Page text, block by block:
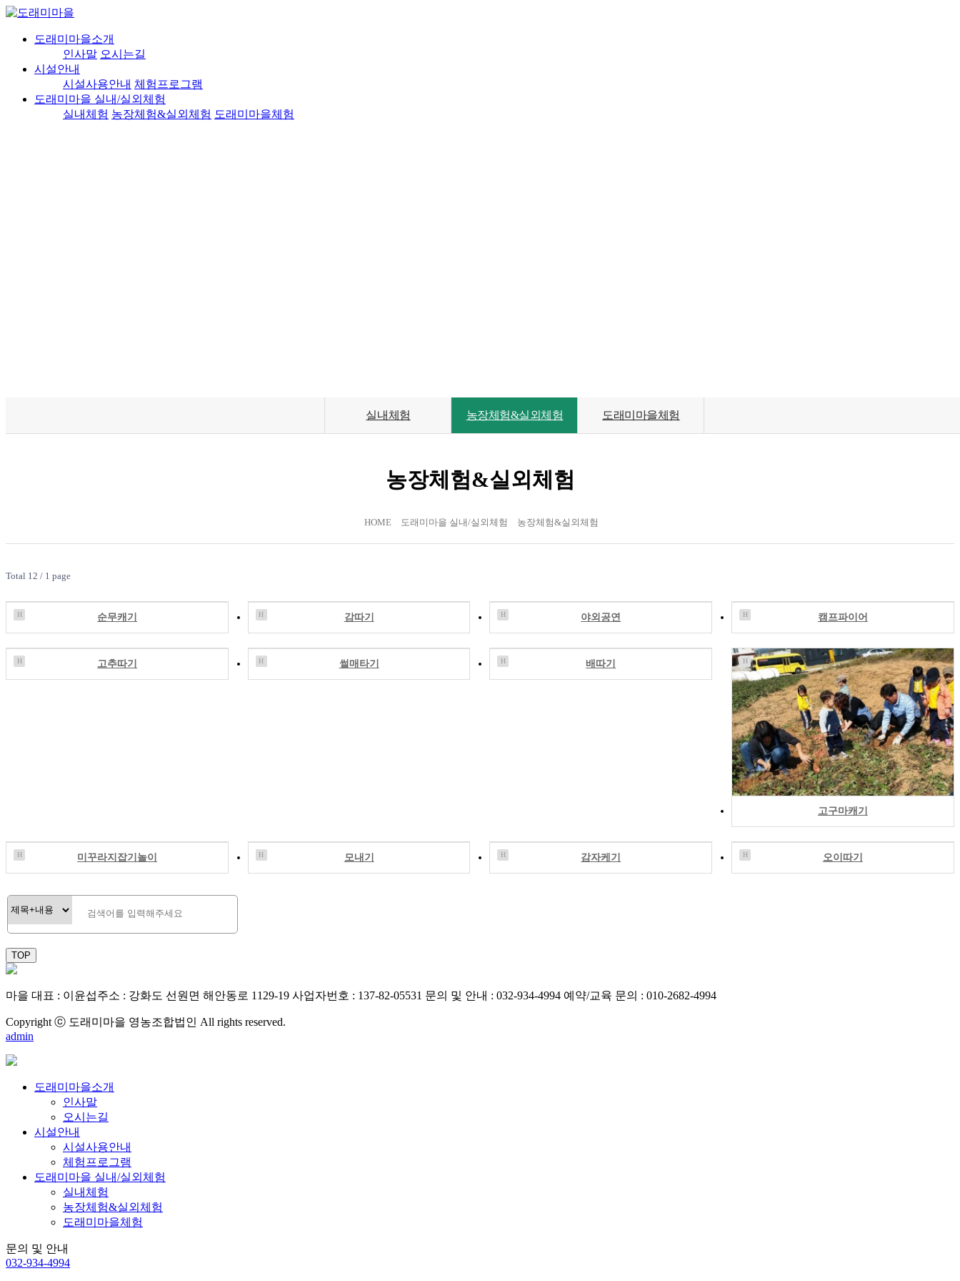
도래미마을소개
인사말 오시는길
시설안내
시설사용안내 체험프로그램
도래미마을 실내/실외체험
실내체험 농장체험&실외체험 도래미마을체험
실내체험 농장체험&실외체험 도래미마을체험
농장체험&실외체험
HOME 도래미마을 실내/실외체험 농장체험&실외체험
Total 12 / 1 page
H 순무캐기 H 감따기 H 야외공연 H 캠프파이어
H 고추따기 H 썰매타기 H 배따기 H
고구마캐기
H 미꾸라지잡기놀이 H 모내기 H 감자케기 H 오이따기
TOP
마을 대표 : 이윤섭주소 : 강화도 선원면 해안동로 1129-19 사업자번호 : 137-82-05531 문의 및 안내 : 032-934-4994 예약/교육 문의 : 010-2682-4994
Copyright ⓒ 도래미마을 영농조합법인 All rights reserved.
admin
도래미마을소개
인사말
오시는길
시설안내
시설사용안내
체험프로그램
도래미마을 실내/실외체험
실내체험
농장체험&실외체험
도래미마을체험
문의 및 안내
032-934-4994